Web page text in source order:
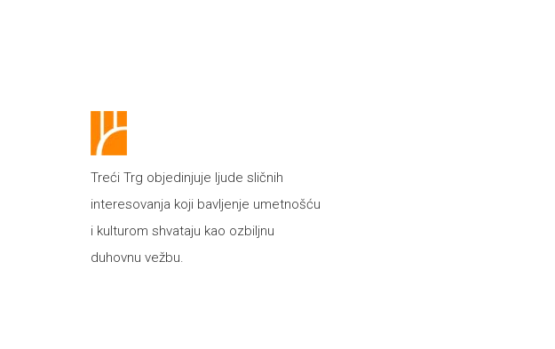
Treći Trg objedinjuje ljude sličnih
interesovanja koji bavljenje umetnošću
i kulturom shvataju kao ozbiljnu
duhovnu vežbu.